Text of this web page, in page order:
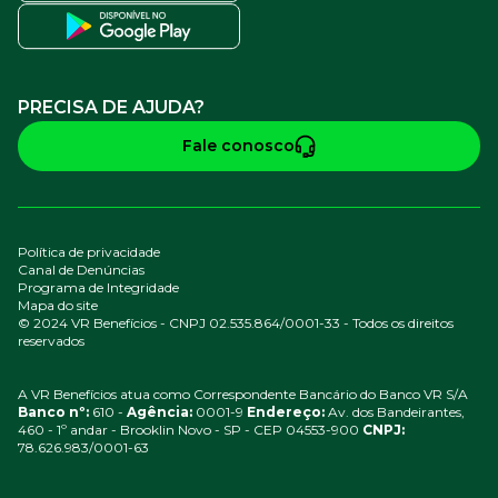
PRECISA DE AJUDA?
Fale conosco
© 2024 VR Benefícios - CNPJ 02.535.864/0001-33 - Todos os direitos
reservados
Política de privacidade
Canal de Denúncias
Programa de Integridade
Mapa do site
A VR Benefícios atua como Correspondente Bancário do Banco VR S/A
Banco nº: 610 - Agência: 0001-9 Endereço: Av. dos Bandeirantes,
460 - 1º andar - Brooklin Novo - SP - CEP 04553-900 CNPJ:
78.626.983/0001-63